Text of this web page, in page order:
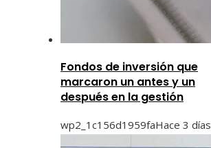
Fondos de inversión que
marcaron un antes y un
después en la gestión
wp2_1c156d1959faHace 3 días